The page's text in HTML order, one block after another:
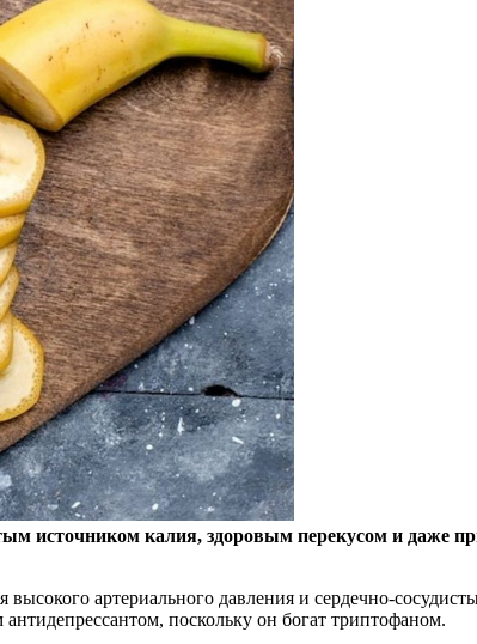
источником калия, здоровым перекусом и даже
артериального давления и сердечно-
поскольку он богат триптофаном.